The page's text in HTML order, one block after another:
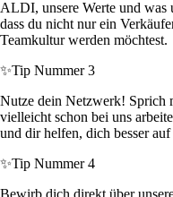
ALDI, unsere Werte und was
dass du nicht nur ein
Teamkultur werden möchtest.
✨Tip Nummer 3
Nutze dein Netzwerk! Sprich
vielleicht schon bei uns
und dir helfen, dich besser
✨Tip Nummer 4